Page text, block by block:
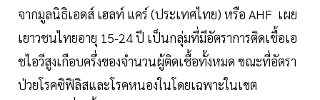
จากมูลนิธิเอดส์ เฮลท์ แคร์ (ประเทศไทย) หรือ AHF เผย
เยาวชนไทยอายุ 15-24 ปี เป็นกลุ่มที่มีอัตราการติดเชื้อเอ
ชไอวีสูงเกือบครึ่งของจำนวนผู้ติดเชื้อทั้งหมด ขณะที่อัตรา
ป่วยโรคซิฟิลิสและโรคหนองในโดยเฉพาะในเขต